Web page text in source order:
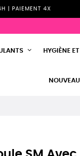
| PAIEMENT 4X
HYGIÈNE